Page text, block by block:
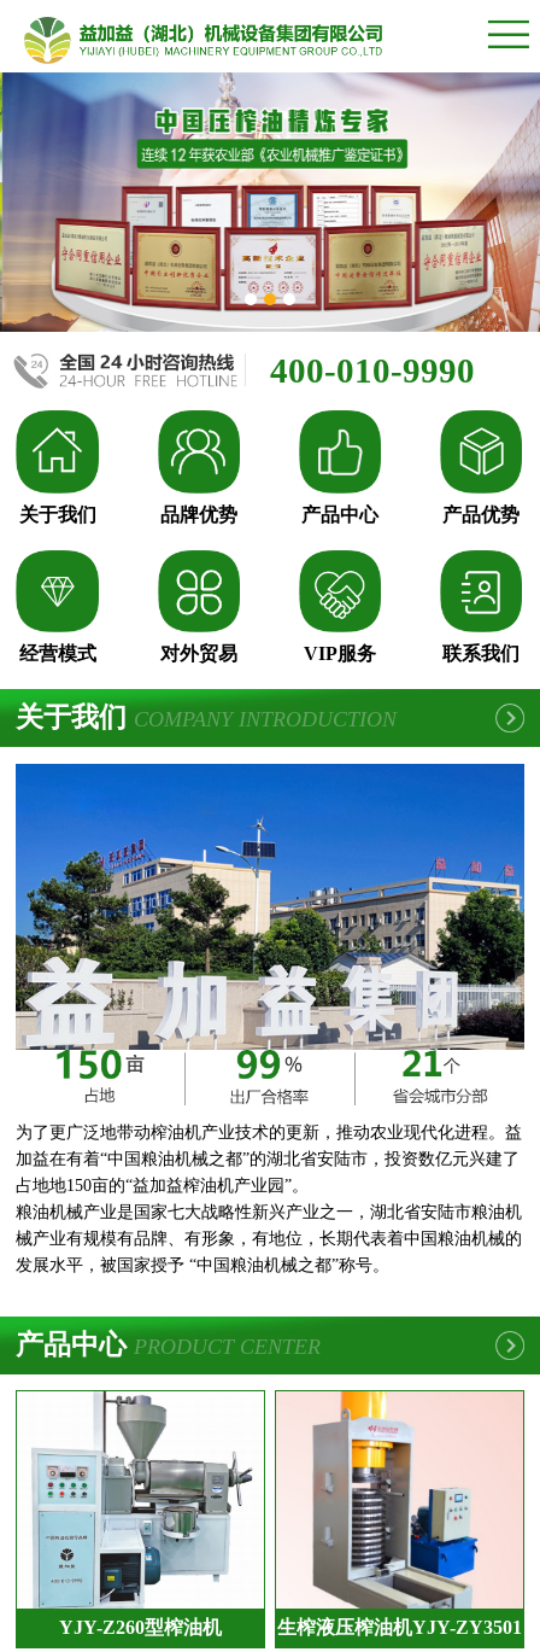
400-010-9990
关于我们 品牌优势 产品中心 产品优势
经营模式 对外贸易 VIP服务 联系我们
关于我们 COMPANY INTRODUCTION
为了更广泛地带动榨油机产业技术的更新，推动农业现代化进程。益
加益在有着“中国粮油机械之都”的湖北省安陆市，投资数亿元兴建了
占地地150亩的“益加益榨油机产业园”。
粮油机械产业是国家七大战略性新兴产业之一，湖北省安陆市粮油机
械产业有规模有品牌、有形象，有地位，长期代表着中国粮油机械的
发展水平，被国家授予 “中国粮油机械之都”称号。
产品中心 PRODUCT CENTER
YJY-Z260型榨油机 生榨液压榨油机YJY-ZY3501